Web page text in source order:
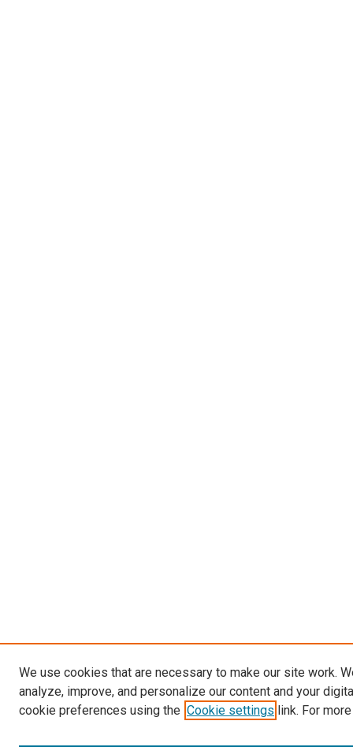
We use cookies that are necessary to make our site work.
analyze, improve, and personalize our content and your
cookie preferences using the Cookie settings link. For